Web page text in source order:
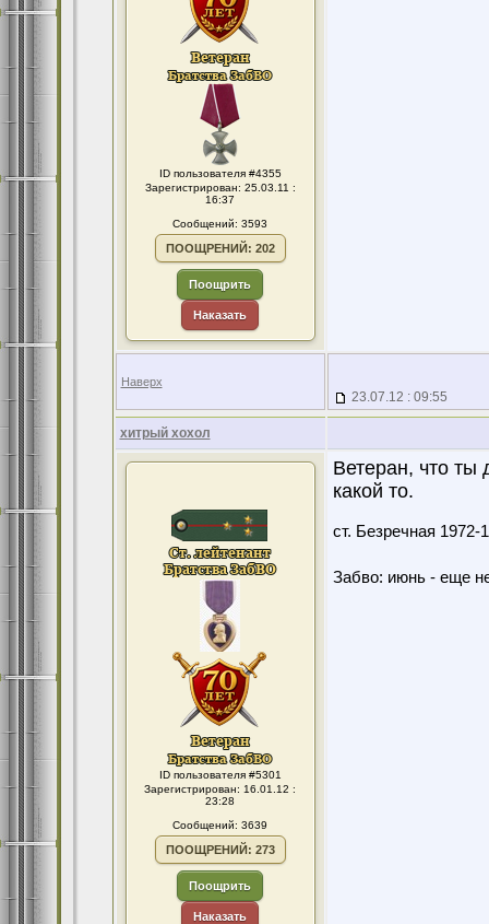
ID пользователя #4355
Зарегистрирован: 25.03.11 :
16:37
Сообщений: 3593
ПООЩРЕНИЙ: 202
Поощрить
Наказать
Наверх
23.07.12 : 09:55
хитрый хохол
ID пользователя #5301
Зарегистрирован: 16.01.12 :
23:28
Сообщений: 3639
ПООЩРЕНИЙ: 273
Поощрить
Наказать
Ветеран, что ты
какой то.
ст. Безречная
Забво: июнь - еще